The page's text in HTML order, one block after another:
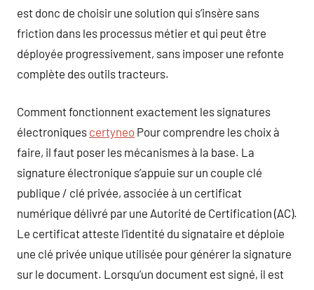
est donc de choisir une solution qui s’insère sans
friction dans les processus métier et qui peut être
déployée progressivement, sans imposer une refonte
complète des outils tracteurs.
Comment fonctionnent exactement les signatures
électroniques certyneo Pour comprendre les choix à
faire, il faut poser les mécanismes à la base. La
signature électronique s’appuie sur un couple clé
publique / clé privée, associée à un certificat
numérique délivré par une Autorité de Certification (AC).
Le certificat atteste l’identité du signataire et déploie
une clé privée unique utilisée pour générer la signature
sur le document. Lorsqu’un document est signé, il est